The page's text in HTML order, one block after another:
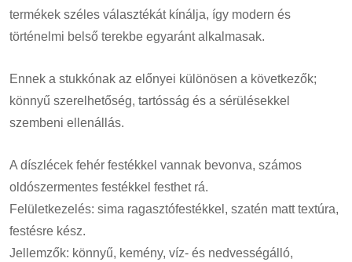
termékek széles választékát kínálja, így modern és
történelmi belső terekbe egyaránt alkalmasak.
Ennek a stukkónak az előnyei különösen a következők;
könnyű szerelhetőség, tartósság és a sérülésekkel
szembeni ellenállás.
A díszlécek fehér festékkel vannak bevonva, számos
oldószermentes festékkel festhet rá.
Felületkezelés: sima ragasztófestékkel, szatén matt textúra,
festésre kész.
Jellemzők: könnyű, kemény, víz- és nedvességálló,